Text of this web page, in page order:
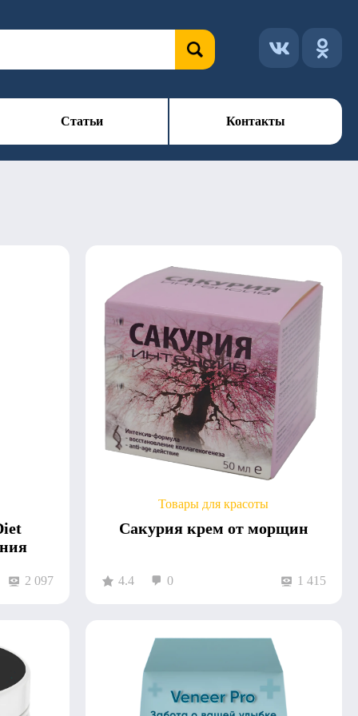
Статьи Контакты
2 097
Товары для красоты
Сакурия крем от морщин
4.4 0 1 415